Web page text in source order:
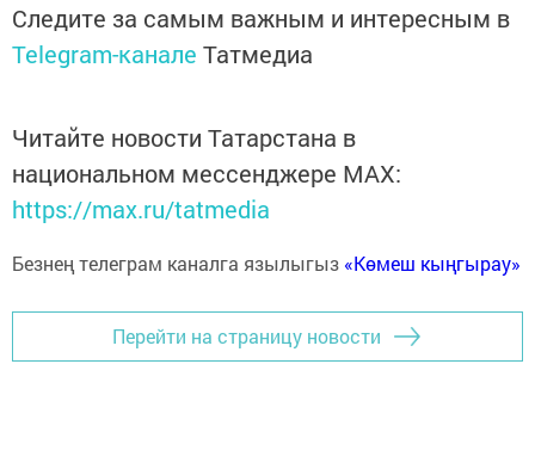
Следите за самым важным и интересным в
Telegram-канале Татмедиа
Читайте новости Татарстана в
национальном мессенджере MАХ:
https://max.ru/tatmedia
Безнең телеграм каналга язылыгыз «Көмеш кыңгырау»
Перейти на страницу новости